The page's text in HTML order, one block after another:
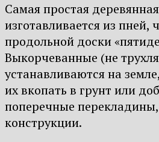
Самая простая
изготавливается из пней,
продольной доски
Выкорчеванные (не
устанавливаются на
их вкопать в грунт или
поперечные
конструкции.